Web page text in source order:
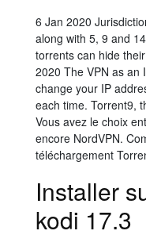
6 Jan 2020
along with 5, 9 and
torrents can hide
2020 The VPN as an
change your IP
each time. Torrent9,
Vous avez le choix
encore NordVPN.
téléchargement
Installer
kodi 17.3